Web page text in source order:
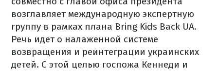
возглавляет международную экспертную
группу в рамках плана Bring Kids Back UA.
Речь идет о налаженной системе
возвращения и реинтеграции украинских
детей. С этой целью госпожа Кеннеди и